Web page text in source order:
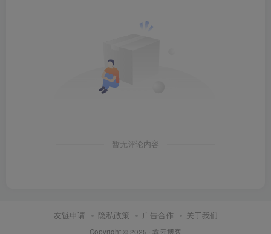
暂无评论内容
友链申请 隐私政策 广告合作 关于我们
Copyright © 2025 · 鑫云博客